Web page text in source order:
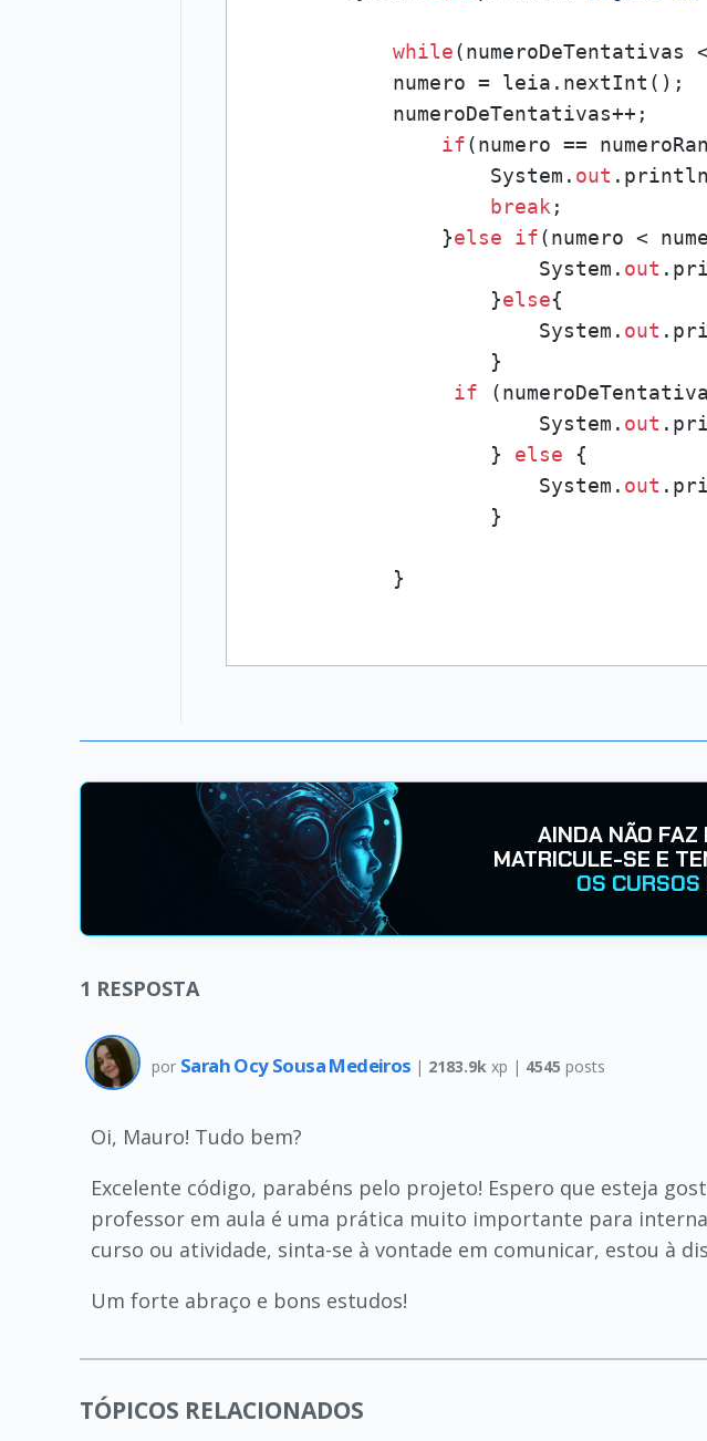
while(numeroDeTentativas
            numero = leia.nextInt();
            numeroDeTentativas++;
if(numero ==
                    System.
out
break ;
                }
else if(numero <
                        System.
out
                    }
else{
                        System.
out
                    }
if
                        System.
out
                    }
else {
                        System.
out
                    }
AINDA NÃO FAZ
MATRICULE-SE E
OS CURSOS
1 RESPOSTA
por Sarah Ocy Sousa Medeiros | 2183.9k xp | 4545 posts
Oi, Mauro! Tudo bem?
Excelente código, parabéns pelo projeto! Espero que esteja
professor em aula é uma prática muito importante para
curso ou atividade, sinta-se à vontade em comunicar, estou à
Um forte abraço e bons estudos!
TÓPICOS RELACIONADOS